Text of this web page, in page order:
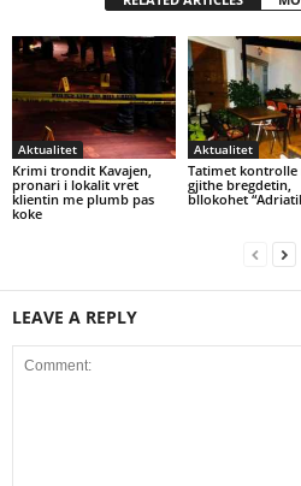
Aktualitet
Krimi trondit Kavajen,
pronari i lokalit vret
klientin me plumb pas
koke
Aktualitet
Tatimet kontrolle
gjithe bregdetin,
bllokohet
LEAVE A REPLY